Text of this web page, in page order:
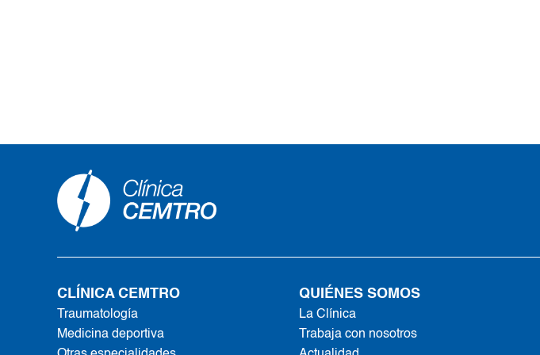
CLÍNICA CEMTRO
Traumatología
Medicina deportiva
QUIÉNES SOMOS
La Clínica
Trabaja con nosotros